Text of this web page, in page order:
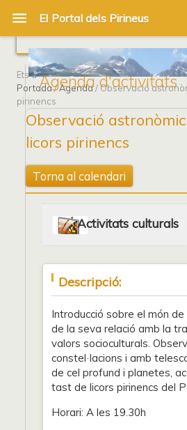
Agenda d'activitats
Ets a
Portada/Agenda/ Observació
pirinencs
Observació
licors pirinencs
Torna al calendari
Activitats culturals
Descripció:
Introducció sobre el món de
de la seva relació amb la
valors socioculturals.
constel·lacions i amb
de cel profund i planetes,
tast de licors pirinencs del
Horari: A les 19.30h